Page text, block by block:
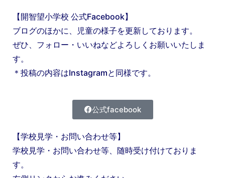
【開智望小学校 公式Facebook】
ブログのほかに、児童の様子を更新しております。
ぜひ、フォロー・いいねなどよろしくお願いいたしま
す。
＊投稿の内容はInstagramと同様です。
公式facebook
【学校見学・お問い合わせ等】
学校見学・お問い合わせ等、随時受け付けておりま
す。